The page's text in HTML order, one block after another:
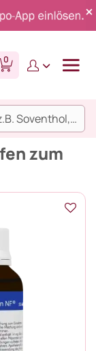
0
zum